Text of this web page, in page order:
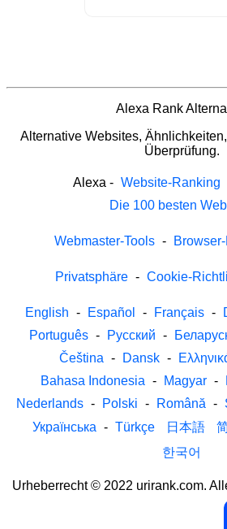
Alexa Rank
Alternative Websites,
Überprüfung.
Alexa - Website-Ranking
Die 100 besten
Webmaster-Tools -
Privatsphäre - Cookie-
English - Español - Français -
Português - Русский -
Čeština - Dansk -
Bahasa Indonesia - Magyar -
Nederlands - Polski - Română -
Українська - Türkçe 日本語
한국어
Urheberrecht © 2022 urirank.com.